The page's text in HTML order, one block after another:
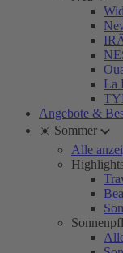
La
Angebote &
☀️ Sommer
Alle